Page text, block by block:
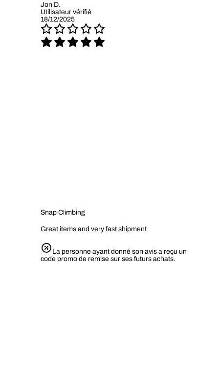
Jon D.
Utilisateur vérifié
18/12/2025
Snap Climbing
Great items and very fast shipment
La personne ayant donné son avis a reçu un
code promo de remise sur ses futurs achats.